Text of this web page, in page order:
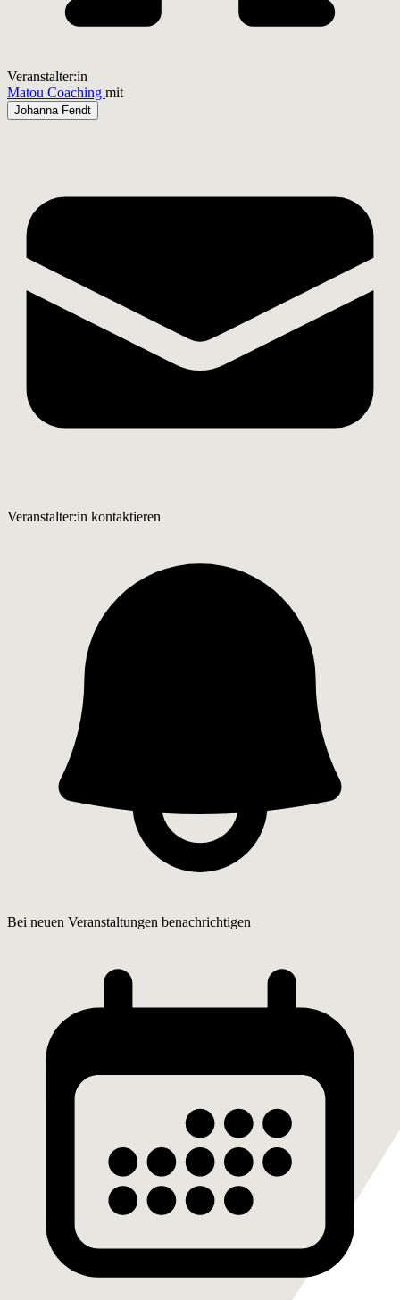
Veranstalter:in
Matou Coaching mit
Johanna Fendt
Veranstalter:in kontaktieren
Bei neuen Veranstaltungen benachrichtigen